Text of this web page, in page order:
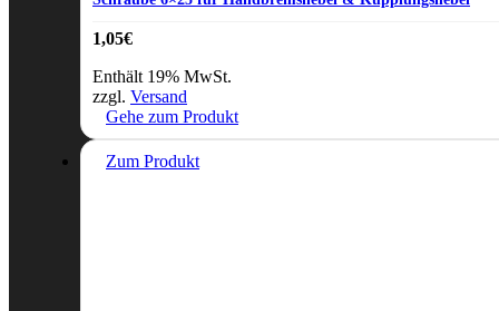
1,05€
Enthält 19% MwSt.
zzgl. Versand
Gehe zum Produkt
Zum Produkt